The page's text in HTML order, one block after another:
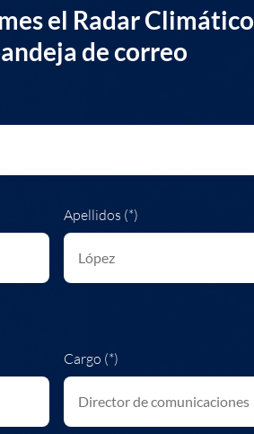
el Radar Climático
de correo
Apellidos (*)
Cargo (*)